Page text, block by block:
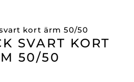
SVART KORT
50/50